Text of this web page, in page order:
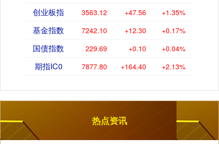
创业板指 3563.12 +47.56 +1.35%
基金指数 7242.10 +12.30 +0.17%
国债指数 229.69 +0.10 +0.04%
期指IC0 7877.80 +164.40 +2.13%
热点资讯